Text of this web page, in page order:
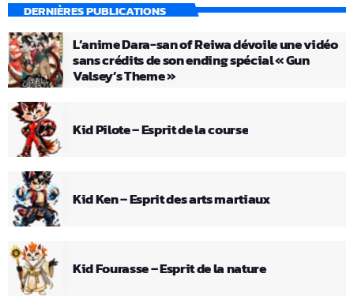
DERNIÈRES PUBLICATIONS
L’anime Dara-san of Reiwa dévoile une vidéo
sans crédits de son ending spécial « Gun
Valsey’s Theme »
Kid Pilote – Esprit de la course
Kid Ken – Esprit des arts martiaux
Kid Fourasse – Esprit de la nature